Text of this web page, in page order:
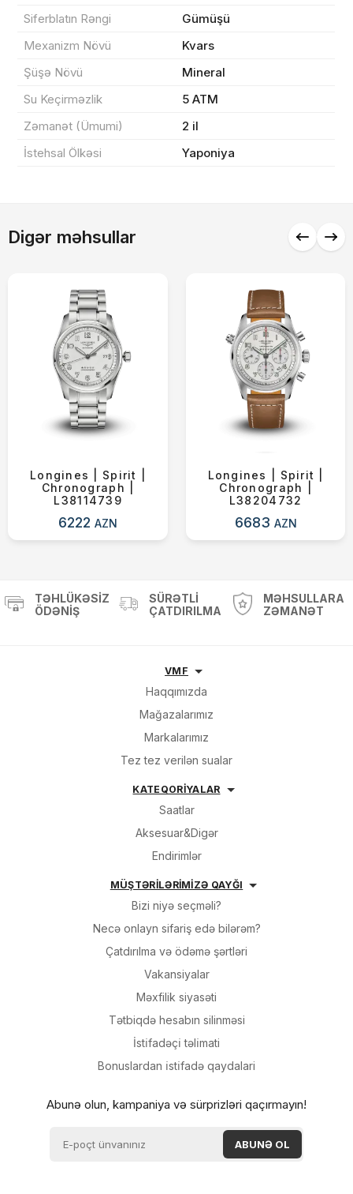
Siferblatın Rəngi
Gümüşü
Mexanizm Növü
Kvars
Şüşə Növü
Mineral
Su Keçirməzlik
5 ATM
Zəmanət (Ümumi)
2 il
İstehsal Ölkəsi
Yaponiya
Digər məhsullar
Longines | Spirit |
Chronograph |
L38114739
6222AZN
Longines | Spirit |
Chronograph |
L38204732
6683 AZN
Yekun məbləğ OK
TƏHLÜKƏSIZ
ÖDƏNIŞ
SÜRƏTLI
ÇATDIRILMA
MƏHSULLARA
ZƏMANƏT
VMF
Haqqımızda
Mağazalarımız
Markalarımız
Tez tez verilən sualar
KATEQORİYALAR
Saatlar
Aksesuar&Digər
Endirimlər
MÜŞTƏRİLƏRİMİZƏ QAYĞI
Bizi niyə seçməli?
Necə onlayn sifariş edə bilərəm?
Çatdırılma və ödəmə şərtləri
Vakansiyalar
Məxfilik siyasəti
Tətbiqdə hesabın silinməsi
İsti̇fadəçi̇ təli̇mati
Bonuslardan i̇sti̇fadə qaydalari
Abunə olun, kampaniya və sürprizləri qaçırmayın!